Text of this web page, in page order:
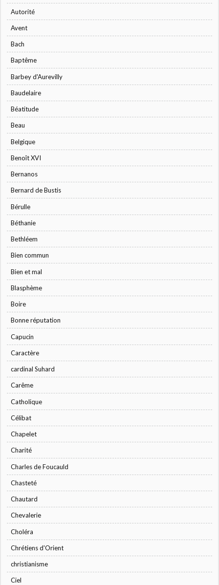
Autorité
Avent
Bach
Baptême
Barbey d'Aurevilly
Baudelaire
Béatitude
Beau
Belgique
Benoît XVI
Bernanos
Bernard de Bustis
Bérulle
Béthanie
Bethléem
Bien commun
Bien et mal
Blasphème
Boire
Bonne réputation
Capucin
Caractère
cardinal Suhard
Carême
Catholique
Célibat
Chapelet
Charité
Charles de Foucauld
Chasteté
Chautard
Chevalerie
Choléra
Chrétiens d'Orient
christianisme
Ciel